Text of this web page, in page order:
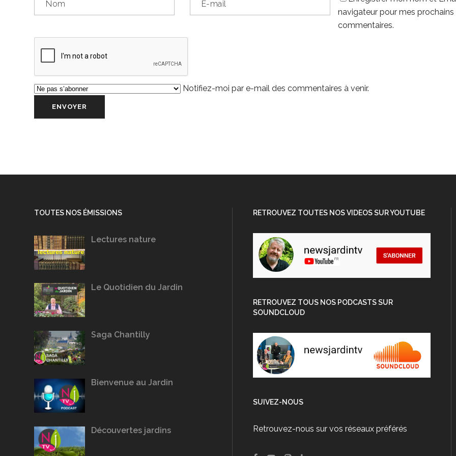
navigateur pour mes prochains
commentaires.
Notifiez-moi par e-mail des commentaires à venir.
TOUTES NOS ÉMISSIONS
Lectures nature
Le Quotidien du Jardin
Saga Chantilly
Bienvenue au Jardin
Découvertes jardins
RETROUVEZ TOUTES NOS VIDEOS SUR YOUTUBE
RETROUVEZ TOUS NOS PODCASTS SUR
SOUNDCLOUD
SUIVEZ-NOUS
Retrouvez-nous sur vos réseaux préférés